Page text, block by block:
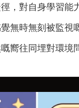
，對自身學習能
無時無刻被監視
嚮往同埋對環境